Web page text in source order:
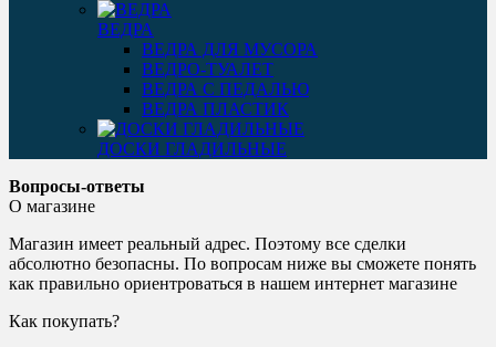
ВЕДРА
ВЕДРА ДЛЯ МУСОРА
ВЕДРО-ТУАЛЕТ
ВЕДРА С ПЕДАЛЬЮ
ВЕДРА ПЛАСТИК
ДОСКИ ГЛАДИЛЬНЫЕ
Вопросы-ответы
О магазине
Магазин имеет реальный адрес. Поэтому все сделки
абсолютно безопасны. По вопросам ниже вы сможете понять
как правильно ориентроваться в нашем интернет магазине
Как покупать?